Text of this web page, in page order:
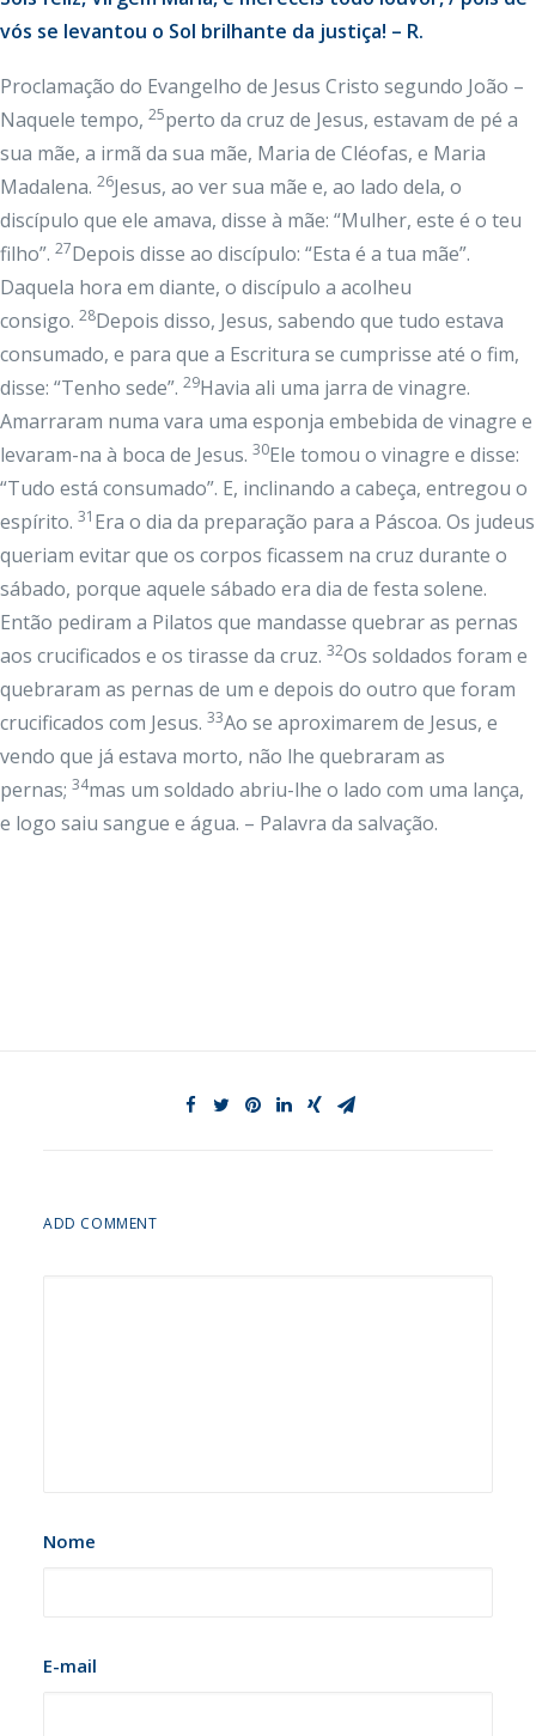
vós se levantou o Sol brilhante da justiça! – R.
Proclamação do Evangelho de Jesus Cristo segundo João –
Naquele tempo, 25perto da cruz de Jesus, estavam de pé a
sua mãe, a irmã da sua mãe, Maria de Cléofas, e Maria
Madalena. 26Jesus, ao ver sua mãe e, ao lado dela, o
discípulo que ele amava, disse à mãe: “Mulher, este é o teu
filho”. 27Depois disse ao discípulo: “Esta é a tua mãe”.
Daquela hora em diante, o discípulo a acolheu
consigo. 28Depois disso, Jesus, sabendo que tudo estava
consumado, e para que a Escritura se cumprisse até o fim,
disse: “Tenho sede”. 29Havia ali uma jarra de vinagre.
Amarraram numa vara uma esponja embebida de vinagre e
levaram-na à boca de Jesus. 30Ele tomou o vinagre e disse:
“Tudo está consumado”. E, inclinando a cabeça, entregou o
espírito. 31 Era o dia da preparação para a Páscoa. Os judeus
queriam evitar que os corpos ficassem na cruz durante o
sábado, porque aquele sábado era dia de festa solene.
Então pediram a Pilatos que mandasse quebrar as pernas
aos crucificados e os tirasse da cruz. 32Os soldados foram e
quebraram as pernas de um e depois do outro que foram
crucificados com Jesus. 33Ao se aproximarem de Jesus, e
vendo que já estava morto, não lhe quebraram as
pernas; 34mas um soldado abriu-lhe o lado com uma lança,
e logo saiu sangue e água. – Palavra da salvação.
ADD COMMENT
Nome
E-mail